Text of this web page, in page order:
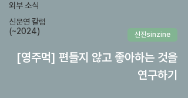
외부 소식
신문연 칼럼
(~2024)
[영주먹] 편들지 않고 좋아하는 것을
연구하기
신진sinzine